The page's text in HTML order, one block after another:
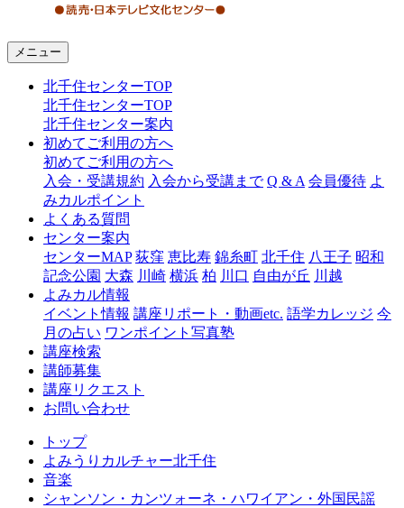
ャ
千
メニュー
北千住センターTOP
北千住センターTOP
北千住センター案内
初めてご利用の方へ
初めてご利用の方へ
入会・受講規約 入会から受講まで Q & A 会員優待 よ
みカルポイント
よくある質問
センター案内
センターMAP 荻窪 恵比寿 錦糸町 北千住 八王子 昭和
記念公園 大森 川崎 横浜 柏 川口 自由が丘 川越
よみカル情報
イベント情報 講座リポート・動画etc. 語学カレッジ 今
月の占い ワンポイント写真塾
講座検索
講師募集
講座リクエスト
お問い合わせ
トップ
よみうりカルチャー北千住
音楽
シャンソン・カンツォーネ・ハワイアン・外国民謡